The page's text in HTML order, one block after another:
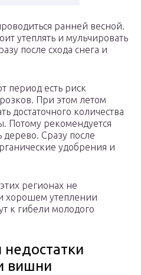
ранней весной.
утеплять и мульчировать
после схода снега и
период есть риск
При этом летом
достаточного количества
Потому рекомендуется
дерево. Сразу после
удобрения и
регионах не
хорошем утеплении
к гибели молодого
вишни